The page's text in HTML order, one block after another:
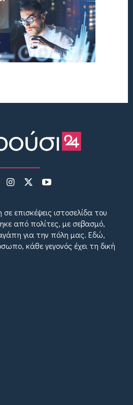
επισκέψεις ιστοσελίδα του
από πολίτες, με σεβασμό,
για την πόλη μας. Εδώ,
κάθε γεγονός έχει τη δική